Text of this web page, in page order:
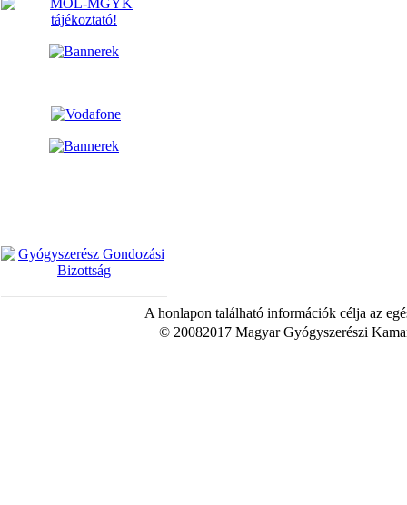
A honlapon található információk célja az
© 20082017 Magyar Gyógyszerészi